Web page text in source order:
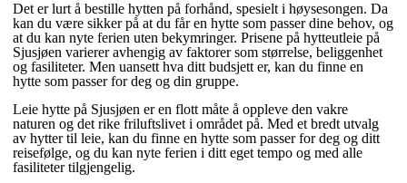
Det er lurt å bestille hytten på forhånd, spesielt i høysesongen. Da
kan du være sikker på at du får en hytte som passer dine behov, og
at du kan nyte ferien uten bekymringer. Prisene på hytteutleie på
Sjusjøen varierer avhengig av faktorer som størrelse, beliggenhet
og fasiliteter. Men uansett hva ditt budsjett er, kan du finne en
hytte som passer for deg og din gruppe.
Leie hytte på Sjusjøen er en flott måte å oppleve den vakre
naturen og det rike friluftslivet i området på. Med et bredt utvalg
av hytter til leie, kan du finne en hytte som passer for deg og ditt
reisefølge, og du kan nyte ferien i ditt eget tempo og med alle
fasiliteter tilgjengelig.